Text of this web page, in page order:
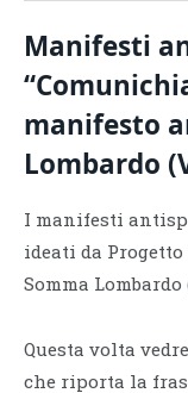
Manifesti
manifesto
Lombardo
I manifesti
ideati da Progetto
Somma Lombardo
Questa volta
che riporta la